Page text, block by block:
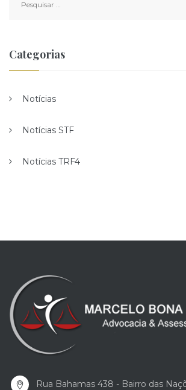
por:
Categorias
Notícias
Notícias STF
Notícias TRF4
Rua Bahamas 438 - Bairro das